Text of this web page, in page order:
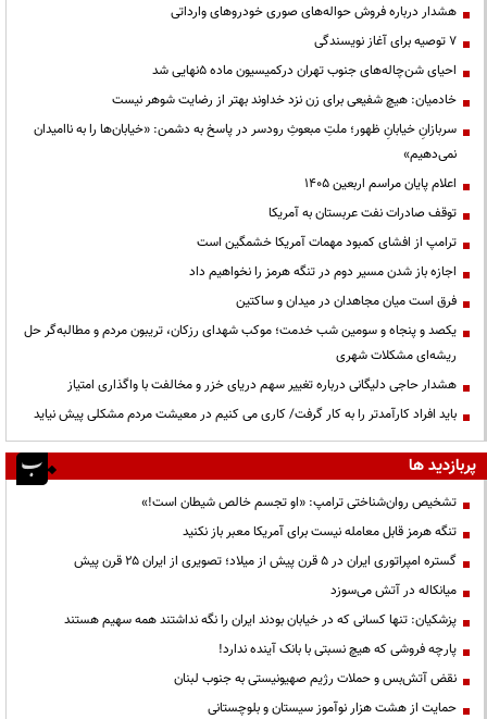
هشدار درباره فروش حواله‌های صوری خودروهای وارداتی
۷ توصیه برای آغاز نویسندگی
احیای شن‌چاله‌های جنوب تهران درکمیسیون ماده ۵نهایی شد
خادمیان: هیچ شفیعی برای زن نزد خداوند بهتر از رضایت شوهر نیست
سربازانِ خیابانِ ظهور؛ ملتِ مبعوثِ رودسر در پاسخ به دشمن: «خیابان‌ها را به ناامیدان
نمی‌دهیم»
اعلام پایان مراسم اربعین ۱۴۰۵
توقف صادرات نفت عربستان به آمریکا
ترامپ از افشای کمبود مهمات آمریکا خشمگین است
اجازه باز شدن مسیر دوم در تنگه هرمز را نخواهیم داد
فرق است میان مجاهدان در میدان و ساکتین
یکصد و پنجاه و سومین شب خدمت؛ موکب شهدای رزکان، تریبون مردم و مطالبه‌گر حل
ریشه‌ای مشکلات شهری
هشدار حاجی دلیگانی درباره تغییر سهم دریای خزر و مخالفت با واگذاری امتیاز
باید افراد کارآمدتر را به کار گرفت/ کاری می کنیم در معیشت مردم مشکلی پیش نیاید
پربازدید ها
تشخیص روان‌شناختی ترامپ: «او تجسم خالص شیطان است!»
تنگه هرمز قابل معامله نیست برای آمریکا معبر باز نکنید
گستره امپراتوری ایران در ۵ قرن پیش از میلاد؛ تصویری از ایران ۲۵ قرن پیش
میانکاله در آتش می‌سوزد
پزشکیان: تنها کسانی که در خیابان بودند ایران را نگه نداشتند همه سهیم هستند
پارچه فروشی که هیچ نسبتی با بانک آینده ندارد!
نقض آتش‌بس و حملات رژیم صهیونیستی به جنوب لبنان
حمایت از هشت هزار نوآموز سیستان و بلوچستانی